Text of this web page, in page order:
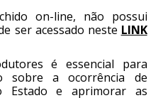
on-line, não possui
ser acessado neste LINK
é essencial para
sobre a ocorrência de
Estado e aprimorar as